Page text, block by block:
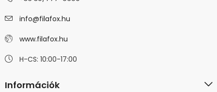
info@filafox.hu
www.filafox.hu
H-CS: 10:00-17:00
Információk